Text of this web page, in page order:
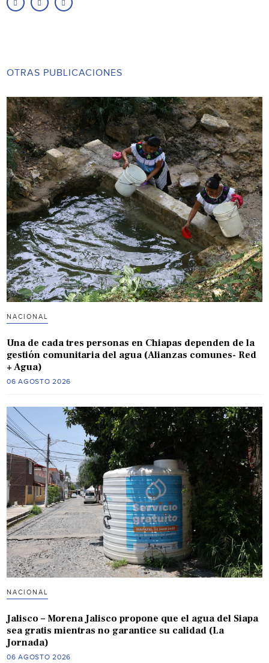
OTRAS PUBLICACIONES
NACIONAL
Una de cada tres personas en Chiapas dependen de la
gestión comunitaria del agua (Alianzas comunes- Red
+ Agua)
06 AGOSTO 2026
NACIONAL
Jalisco – Morena Jalisco propone que el agua del Siapa
sea gratis mientras no garantice su calidad (La
Jornada)
06 AGOSTO 2026